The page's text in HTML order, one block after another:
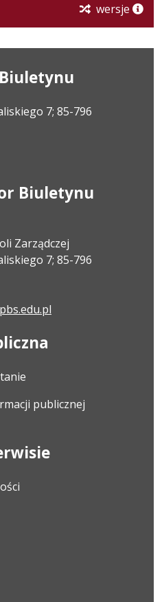
wersje
7; 85-796
Biuletynu
Zarządczej
7; 85-796
publicznej